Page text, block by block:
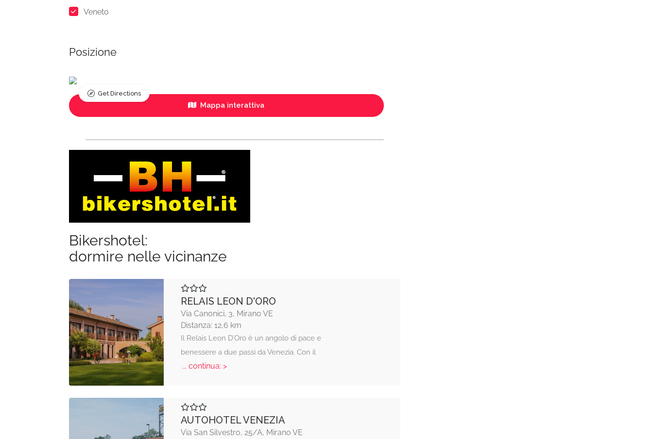
Veneto
Posizione
Mappa interattiva
Get Directions
Bikershotel:
dormire nelle vicinanze
RELAIS LEON D'ORO
Via Canonici, 3, Mirano VE
Distanza: 12,6 km
Il Relais Leon D’Oro è un angolo di pace e
benessere a due passi da Venezia. Con il
... continua: >
AUTOHOTEL VENEZIA
Via San Silvestro, 25/A, Mirano VE